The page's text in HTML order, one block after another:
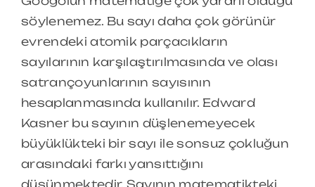
söylenemez. Bu sayı daha çok görünür
evrendeki atomik parçacıkların
sayılarının karşılaştırılmasında ve olası
satrançoyunlarının sayısının
hesaplanmasında kullanılır. Edward
Kasner bu sayının düşlenemeyecek
büyüklükteki bir sayı ile sonsuz çokluğun
arasındaki farkı yansıttığını
düşünmektedir. Sayının matematikteki